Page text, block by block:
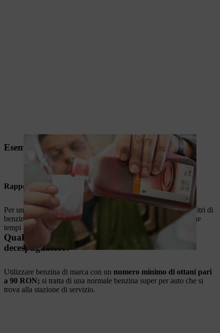
Esempio di miscelazione per decespugliatori
Rapporti di miscelazione
Per un rapporto di miscelazione 1:50
sono necessari cinque litri di
benzina e 0,10 litri, quindi 100 millilitri, di olio per motori a due
tempi STIHL.
Qual è la benzina più adatta per la miscela del
decespugliatore?
Utilizzare benzina di marca con un numero minimo di ottani pari
a 90 RON; si tratta di una normale benzina super per auto che si
trova alla stazione di servizio.